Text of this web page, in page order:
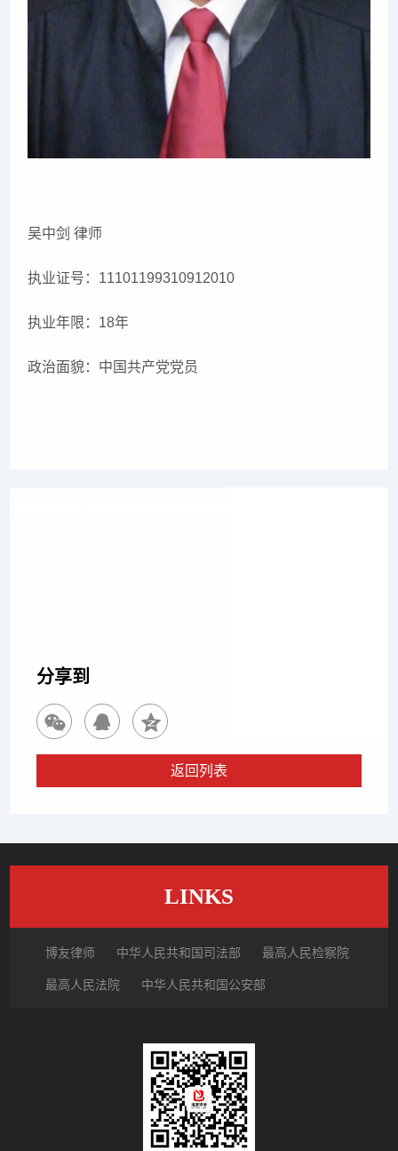
吴中剑 律师
执业证号：11101199310912010
执业年限：18年
政治面貌：中国共产党党员
分享到
返回列表
LINKS
博友律师 中华人民共和国司法部 最高人民检察院
最高人民法院 中华人民共和国公安部
北京市朝阳区律师协会 中国裁判文书网